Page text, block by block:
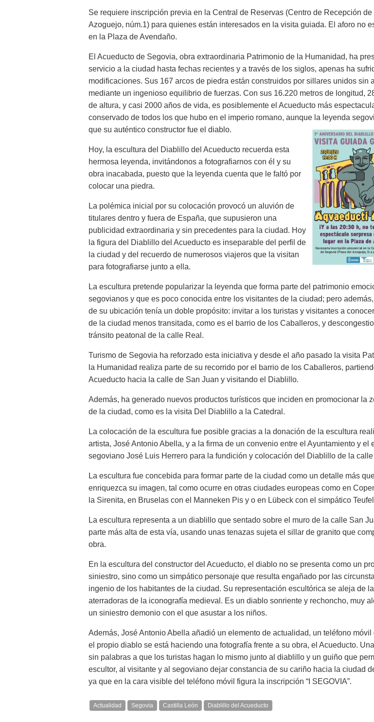
Se requiere inscripción previa en la Central de Reservas (Centro de Recepción de
Azoguejo, núm.1) para quienes están interesados en la visita guiada. El aforo no
en la Plaza de Avendaño.
El Acueducto de Segovia, obra extraordinaria Patrimonio de la Humanidad, ha
servicio a la ciudad hasta fechas recientes y a través de los siglos, apenas ha
modificaciones. Sus 167 arcos de piedra están construidos por sillares unidos sin
mediante un ingenioso equilibrio de fuerzas. Con sus 16.220 metros de longitud,
de altura, y casi 2000 años de vida, es posiblemente el Acueducto más
conservado de todos los que hubo en el imperio romano, aunque la leyenda
que su auténtico constructor fue el diablo.
Hoy, la escultura del Diablillo del Acueducto recuerda esta
hermosa leyenda, invitándonos a fotografiarnos con él y su
obra inacabada, puesto que la leyenda cuenta que le faltó por
colocar una piedra.
La polémica inicial por su colocación provocó un aluvión de
titulares dentro y fuera de España, que supusieron una
publicidad extraordinaria y sin precedentes para la ciudad. Hoy
la figura del Diablillo del Acueducto es inseparable del perfil de
la ciudad y del recuerdo de numerosos viajeros que la visitan
para fotografiarse junto a ella.
La escultura pretende popularizar la leyenda que forma parte del patrimonio
segovianos y que es poco conocida entre los visitantes de la ciudad; pero
de su ubicación tenía un doble propósito: invitar a los turistas y visitantes a
de la ciudad menos transitada, como es el barrio de los Caballeros, y
tránsito peatonal de la calle Real.
Turismo de Segovia ha reforzado esta iniciativa y desde el año pasado la visita
la Humanidad realiza parte de su recorrido por el barrio de los Caballeros,
Acueducto hacia la calle de San Juan y visitando el Diablillo.
Además, ha generado nuevos productos turísticos que inciden en promocionar la
de la ciudad, como es la visita Del Diablillo a la Catedral.
La colocación de la escultura fue posible gracias a la donación de la escultura
artista, José Antonio Abella, y a la firma de un convenio entre el Ayuntamiento y el
segoviano José Luis Herrero para la fundición y colocación del Diablillo de la
La escultura fue concebida para formar parte de la ciudad como un detalle más
enriquezca su imagen, tal como ocurre en otras ciudades europeas como en
la Sirenita, en Bruselas con el Manneken Pis y o en Lübeck con el simpático
La escultura representa a un diablillo que sentado sobre el muro de la calle San
parte más alta de esta vía, usando unas tenazas sujeta el sillar de granito que
obra.
En la escultura del constructor del Acueducto, el diablo no se presenta como un
siniestro, sino como un simpático personaje que resulta engañado por las
ingenio de los habitantes de la ciudad. Su representación escultórica se aleja de
aterradoras de la iconografía medieval. Es un diablo sonriente y rechoncho, muy
un siniestro demonio con el que asustar a los niños.
Además, José Antonio Abella añadió un elemento de actualidad, un teléfono móvil
el propio diablo se está haciendo una fotografía frente a su obra, el Acueducto.
sin palabras a que los turistas hagan lo mismo junto al diablillo y un guiño que
escultor, al visitante y al segoviano dejar constancia de su cariño hacia la ciudad
ya que en la cara visible del teléfono móvil figura la inscripción “I SEGOVIA”.
Actualidad Segovia Castilla León Diablillo del Acueducto